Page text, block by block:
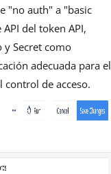
"no auth" a "basic
del token API,
Secret como
adecuada para el
de acceso.